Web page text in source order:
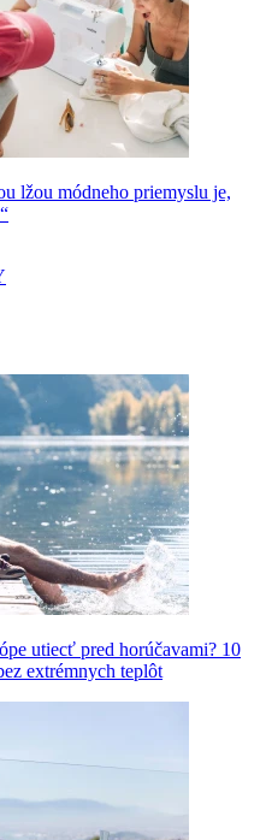
lžou módneho priemyslu je,
utiecť pred horúčavami? 10
extrémnych teplôt